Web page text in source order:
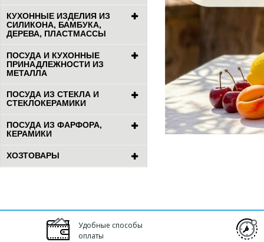
КУХОННЫЕ ИЗДЕЛИЯ ИЗ
СИЛИКОНА, БАМБУКА,
ДЕРЕВА, ПЛАСТМАССЫ
ПОСУДА И КУХОННЫЕ
ПРИНАДЛЕЖНОСТИ ИЗ
МЕТАЛЛА
ПОСУДА ИЗ СТЕКЛА И
СТЕКЛОКЕРАМИКИ
ПОСУДА ИЗ ФАРФОРА,
КЕРАМИКИ
ХОЗТОВАРЫ
Удобные способы
оплаты